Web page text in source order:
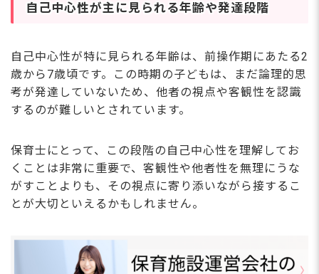
自己中心性が主に見られる年齢や発達段階
自己中心性が特に見られる年齢は、前操作期にあたる2
歳から7歳頃です。この時期の子どもは、まだ論理的思
考が発達していないため、他者の視点や客観性を認識
するのが難しいとされています。
保育士にとって、この段階の自己中心性を理解してお
くことは非常に重要で、客観性や他者性を無理にうな
がすことよりも、その視点に寄り添いながら接するこ
とが大切といえるかもしれません。